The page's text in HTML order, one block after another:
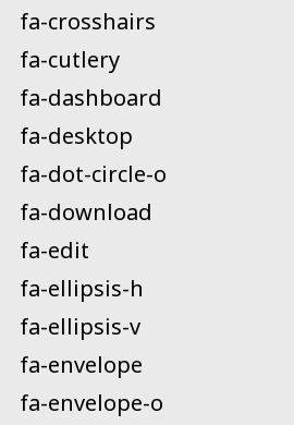
fa-crosshairs
fa-cutlery
fa-dashboard
fa-desktop
fa-dot-circle-o
fa-download
fa-edit
fa-ellipsis-h
fa-ellipsis-v
fa-envelope
fa-envelope-o